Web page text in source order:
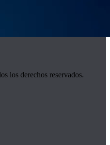
los derechos reservados.